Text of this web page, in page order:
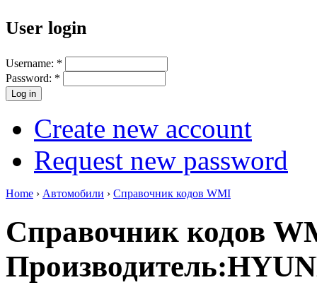
User login
Username: *
Password: *
Create new account
Request new password
Home › Автомобили › Справочник кодов WMI
Справочник кодов